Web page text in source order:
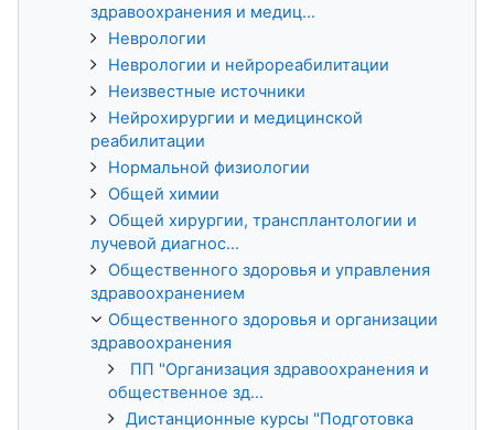
здравоохранения и медиц...
Неврологии
Неврологии и нейрореабилитации
Неизвестные источники
Нейрохирургии и медицинской
реабилитации
Нормальной физиологии
Общей химии
Общей хирургии, трансплантологии и
лучевой диагнос...
Общественного здоровья и управления
здравоохранением
Общественного здоровья и организации
здравоохранения
ПП "Организация здравоохранения и
общественное зд...
Дистанционные курсы "Подготовка